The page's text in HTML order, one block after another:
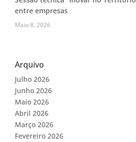
entre empresas
Maio 8, 2026
Arquivo
Julho 2026
Junho 2026
Maio 2026
Abril 2026
Março 2026
Fevereiro 2026